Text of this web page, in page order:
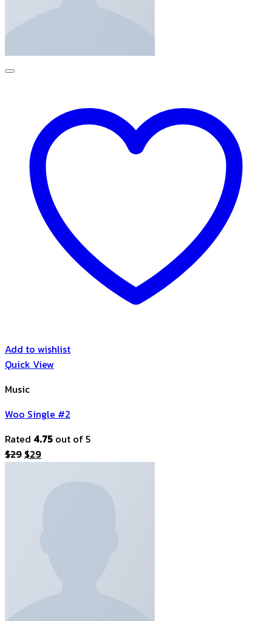
Add to wishlist
Quick View
Music
Woo Single #2
Rated 4.75 out of 5
$29 Original
$29Current
$29.